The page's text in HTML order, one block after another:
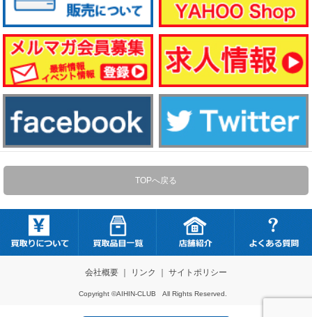
TOPへ戻る
会社概要｜ リンク サイトポリシー
Copyright ©AIHIN-CLUB All Rights Reserved.